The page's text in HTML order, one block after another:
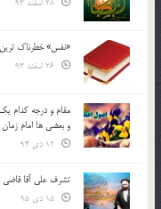
«نفس» خطرناک
و بعضي ها امام زمان
تشرف علي آقا